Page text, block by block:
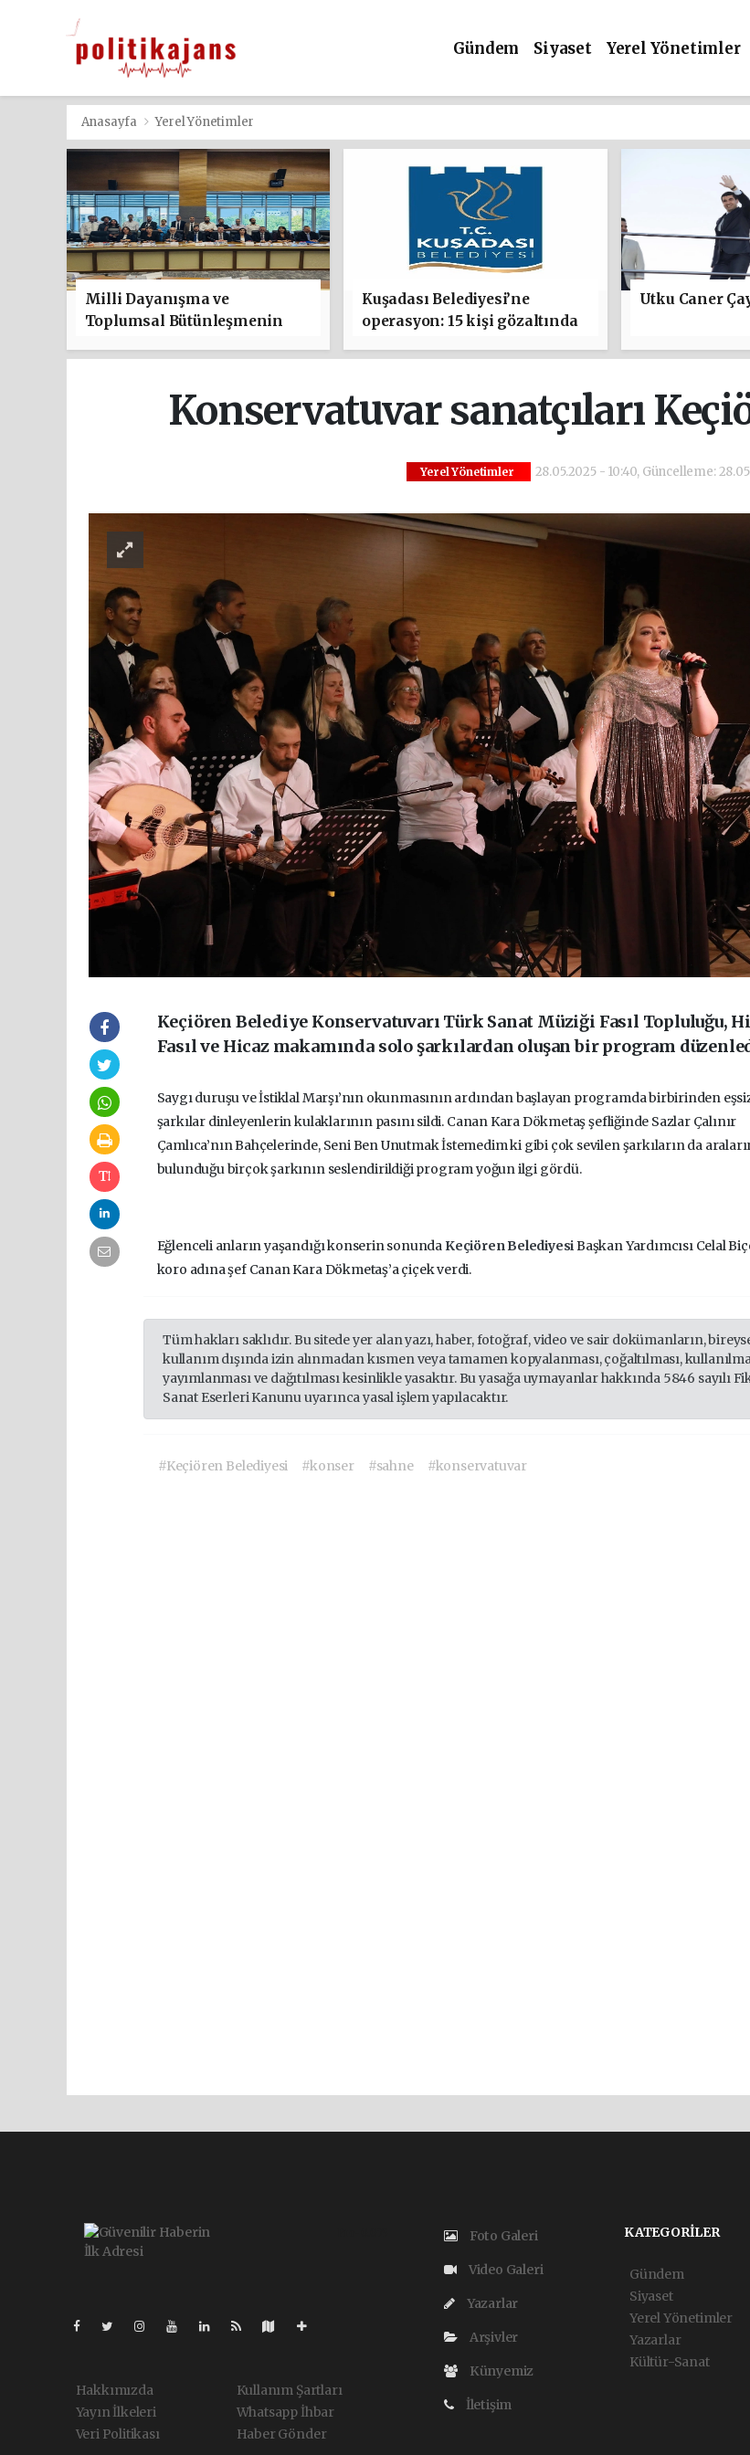
Gündem Siyaset Yerel Yönetimler
Anasayfa Yerel Yönetimler
Milli Dayanışma ve
Toplumsal Bütünleşmenin
Kanun Teklifi kabul edildi
Kuşadası Belediyesi’ne
operasyon: 15 kişi gözaltında
Utku Caner
Konservatuvar sanatçıları
Yerel Yönetimler 28.05.2025 - 10:40, Güncelleme:
Keçiören Belediye Konservatuvarı Türk Sanat Müziği Fasıl Topluluğu,
Fasıl ve Hicaz makamında solo şarkılardan oluşan bir program
Saygı duruşu ve İstiklal Marşı’nın okunmasının ardından başlayan programda birbirinden
şarkılar dinleyenlerin kulaklarının pasını sildi. Canan Kara Dökmetaş şefliğinde Sazlar Çalınır
Çamlıca’nın Bahçelerinde, Seni Ben Unutmak İstemedim ki gibi çok sevilen şarkıların da
bulunduğu birçok şarkının seslendirildiği program yoğun ilgi gördü.
Eğlenceli anların yaşandığı konserin sonunda Keçiören BelediyesiBaşkan Yardımcısı Celal
koro adına şef Canan Kara Dökmetaş’a çiçek verdi.
Tüm hakları saklıdır. Bu sitede yer alan yazı, haber, fotoğraf, video ve sair dokümanların,
kullanım dışında izin alınmadan kısmen veya tamamen kopyalanması, çoğaltılması,
yayımlanması ve dağıtılması kesinlikle yasaktır. Bu yasağa uymayanlar hakkında 5846 sayılı
Sanat Eserleri Kanunu uyarınca yasal işlem yapılacaktır.
#Keçiören Belediyesi #konser #sahne #konservatuvar
Hakkımızda
Yayın İlkeleri
Veri Politikası
Kullanım Şartları
Whatsapp İhbar
Haber Gönder
Foto Galeri
Video Galeri
Yazarlar
Arşivler
Künyemiz
İletişim
KATEGORİLER
Gündem
Siyaset
Yerel Yönetimler
Yazarlar
Kültür-Sanat